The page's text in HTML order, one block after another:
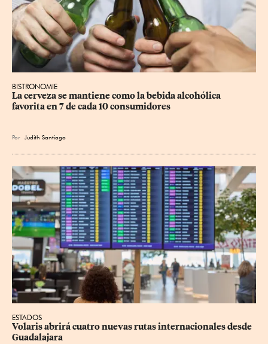
BISTRONOMIE
La cerveza se mantiene como la bebida alcohólica
favorita en 7 de cada 10 consumidores
Por Judith Santiago
ESTADOS
Volaris abrirá cuatro nuevas rutas internacionales desde
Guadalajara